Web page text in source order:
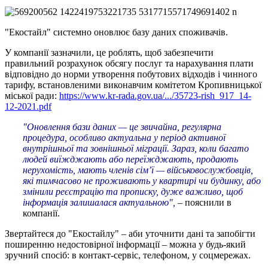
"Екостайл" системно оновлює базу даних споживачів.
У компанії зазначили, це роблять, щоб забезпечити
правильний розрахунок обсягу послуг та нарахування плати
відповідно до норми утворення побутових відходів і чинного
тарифу, встановленими виконавчим комітетом Кропивницької
міської ради: https://www.kr-rada.gov.ua/.../35723-rish_917_14-
12-2021.pdf
"Оновлення бази даних — це звичайна, регулярна
процедура, особливо актуальна у період активної
внутрішньої та зовнішньої міграції. Зараз, коли багато
людей виїжджають або переїжджають, продають
нерухомість, мають членів сім’ї — військовослужбовців,
які тимчасово не проживають у квартирі чи будинку, або
змінили реєстрацію та прописку, дуже важливо, щоб
інформація залишалася актуальною", – пояснили в
компанії.
Звертайтеся до "Екостайлу" – аби уточнити дані та запобігти
поширенню недостовірної інформації – можна у будь-який
зручний спосіб: в контакт-сервіс, телефоном, у соцмережах.